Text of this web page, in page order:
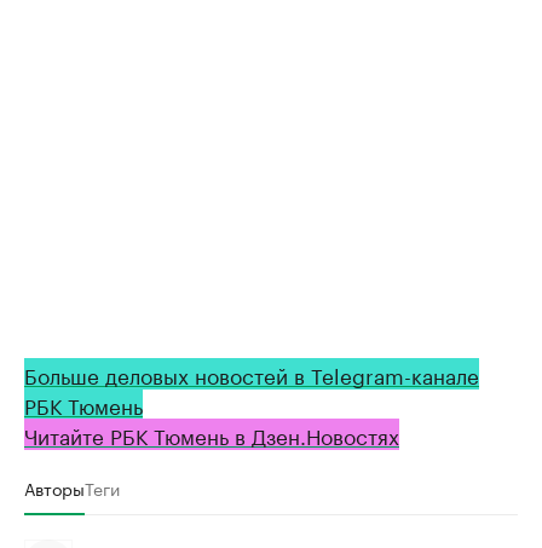
Больше деловых новостей в Telegram-канале
РБК Тюмень
Читайте РБК Тюмень в Дзен.Новостях
АвторыТеги